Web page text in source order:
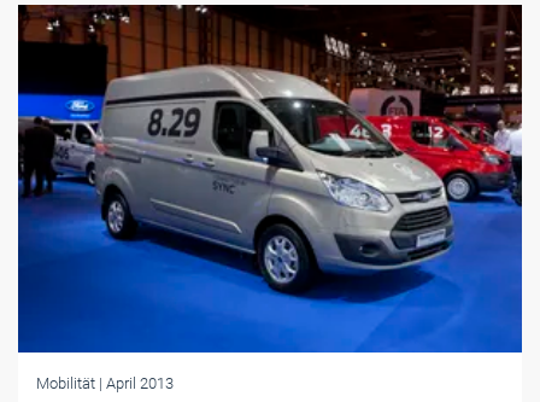
Mobilität | April 2013